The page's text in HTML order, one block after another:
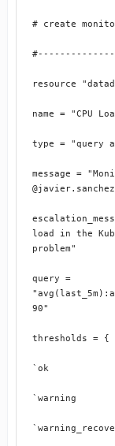
# create
resource
name = "CPU
type = "query
message =
load in the
problem"
query =
90"
thresholds = {
`ok
`warning